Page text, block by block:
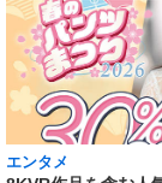
エンタメ